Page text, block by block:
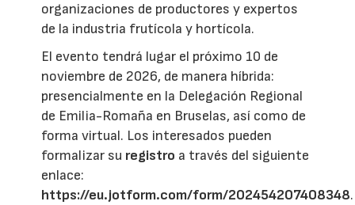
organizaciones de productores y expertos
de la industria frutícola y hortícola.
El evento tendrá lugar el próximo 10 de
noviembre de 2026, de manera híbrida:
presencialmente en la Delegación Regional
de Emilia-Romaña en Bruselas, así como de
forma virtual. Los interesados pueden
formalizar su registro a través del siguiente
enlace:
https://eu.jotform.com/form/202454207408348.